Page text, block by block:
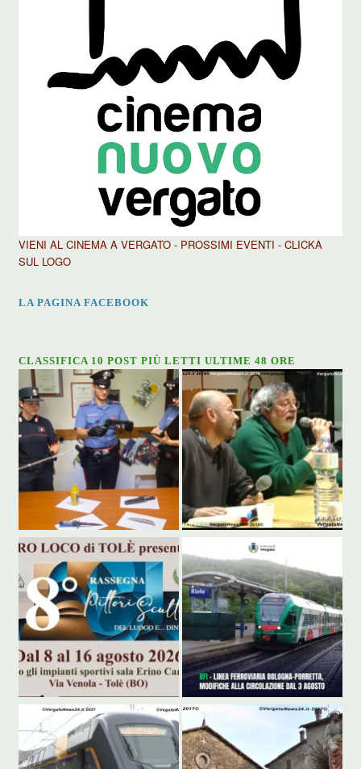
VIENI AL CINEMA A VERGATO - PROSSIMI EVENTI - CLICKA
SUL LOGO
LA PAGINA FACEBOOK
CLASSIFICA 10 POST PIÙ LETTI ULTIME 48 ORE